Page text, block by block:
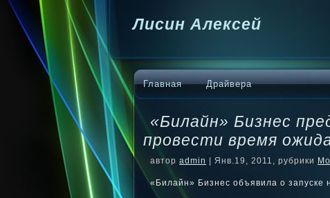
Лисин Алексей
Главная Драйвера
«Билайн» Бизнес
провести время
автор admin | Янв.19, 2011, рубрики
«Билайн» Бизнес объявила о запуске